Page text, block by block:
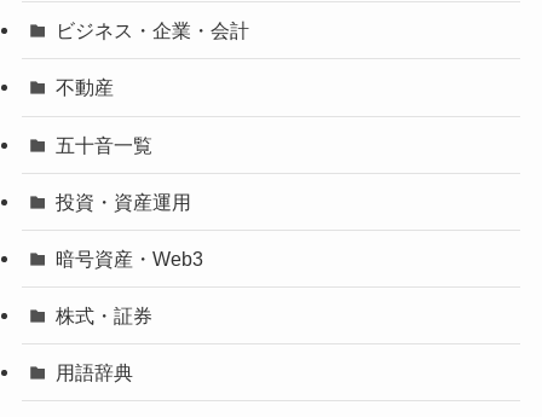
ビジネス・企業・会計
不動産
五十音一覧
投資・資産運用
暗号資産・Web3
株式・証券
用語辞典